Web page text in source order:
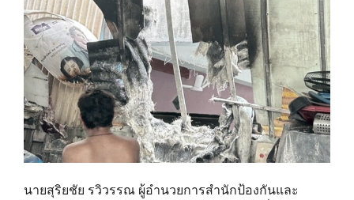
นายสุริยชัย รวิวรรณ ผู้อำนวยการสำนักป้องกันและ